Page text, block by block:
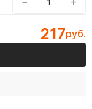
217руб.